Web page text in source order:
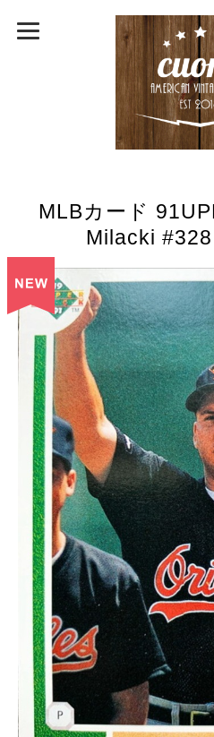
MLBカード
Milacki